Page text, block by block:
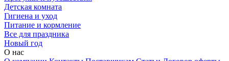
Детская комната
Гигиена и уход
Питание и кормление
Все для праздника
Новый год
О нас